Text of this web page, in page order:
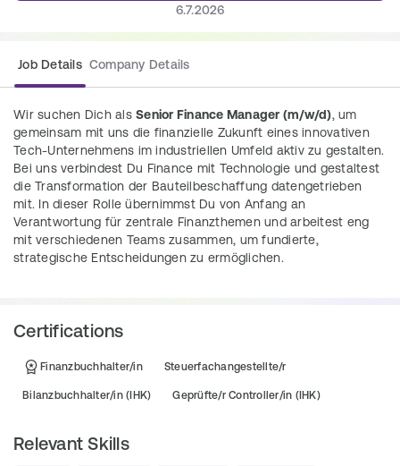
6.7.2026
Job Details Company Details
Wir suchen Dich als Senior Finance Manager (m/w/d), um
gemeinsam mit uns die finanzielle Zukunft eines innovativen
Tech-Unternehmens im industriellen Umfeld aktiv zu gestalten.
Bei uns verbindest Du Finance mit Technologie und gestaltest
die Transformation der Bauteilbeschaffung datengetrieben
mit. In dieser Rolle übernimmst Du von Anfang an
Verantwortung für zentrale Finanzthemen und arbeitest eng
mit verschiedenen Teams zusammen, um fundierte,
strategische Entscheidungen zu ermöglichen.
Entscheidungen voran und werde Teil eines
Certifications
Finanzbuchhalter/in Steuerfachangestellte/r
Bilanzbuchhalter/in (IHK) Geprüfte/r Controller/in (IHK)
Relevant Skills